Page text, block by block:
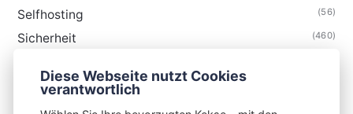
Selfhosting (56)
Sicherheit (460)
Thunderbird
Diese Webseite nutzt Cookies
verantwortlich